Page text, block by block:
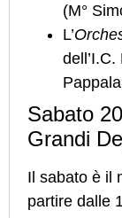
(M°
L’
Sabato
Grandi
Il sabato è il
partire dalle